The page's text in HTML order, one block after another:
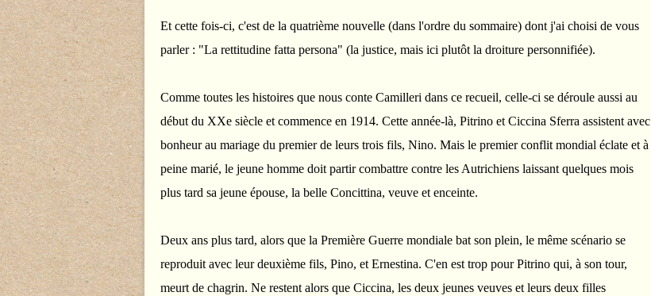
Et cette fois-ci, c'est de la quatrième nouvelle (dans l'ordre du sommaire) dont j'ai choisi de vous
parler : "La rettitudine fatta persona" (la justice, mais ici plutôt la droiture personnifiée).
Comme toutes les histoires que nous conte Camilleri dans ce recueil, celle-ci se déroule aussi au
début du XXe siècle et commence en 1914. Cette année-là, Pitrino et Ciccina Sferra assistent avec
bonheur au mariage du premier de leurs trois fils, Nino. Mais le premier conflit mondial éclate et à
peine marié, le jeune homme doit partir combattre contre les Autrichiens laissant quelques mois
plus tard sa jeune épouse, la belle Concittina, veuve et enceinte.
Deux ans plus tard, alors que la Première Guerre mondiale bat son plein, le même scénario se
reproduit avec leur deuxième fils, Pino, et Ernestina. C'en est trop pour Pitrino qui, à son tour,
meurt de chagrin. Ne restent alors que Ciccina, les deux jeunes veuves et leurs deux filles